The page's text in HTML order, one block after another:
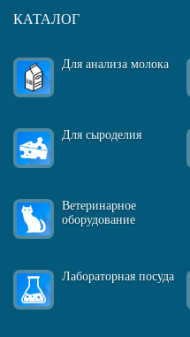
КАТАЛОГ
Для анализа молока
Для сыроделия
Ветеринарное
оборудование
Лабораторная посуда